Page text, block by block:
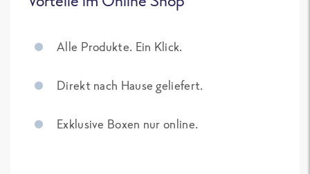
Alle Produkte. Ein Klick.
Direkt nach Hause geliefert.
Exklusive Boxen nur online.